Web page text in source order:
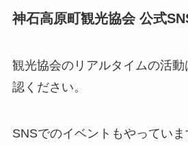
神石高原町観光協会 公式
観光協会のリアルタイムの活
認ください。
SNSでのイベントもやっていま